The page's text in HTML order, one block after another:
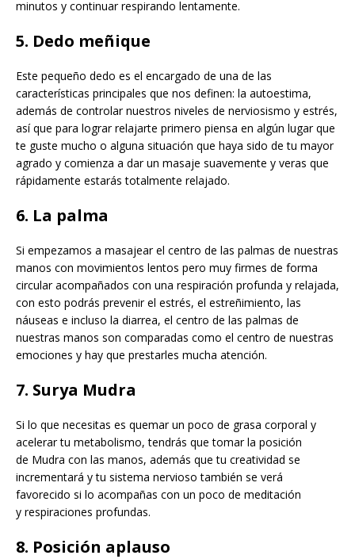
minutos y continuar respirando lentamente.
5. Dedo meñique
Este pequeño dedo es el encargado de una de las
características principales que nos definen: la autoestima,
además de controlar nuestros niveles de nerviosismo y estrés,
así que para lograr relajarte primero piensa en algún lugar que
te guste mucho o alguna situación que haya sido de tu mayor
agrado y comienza a dar un masaje suavemente y veras que
rápidamente estarás totalmente relajado.
6. La palma
Si empezamos a masajear el centro de las palmas de nuestras
manos con movimientos lentos pero muy firmes de forma
circular acompañados con una respiración profunda y relajada,
con esto podrás prevenir el estrés, el estreñimiento, las
náuseas e incluso la diarrea, el centro de las palmas de
nuestras manos son comparadas como el centro de nuestras
emociones y hay que prestarles mucha atención.
7. Surya Mudra
Si lo que necesitas es quemar un poco de grasa corporal y
acelerar tu metabolismo, tendrás que tomar la posición
de Mudra con las manos, además que tu creatividad se
incrementará y tu sistema nervioso también se verá
favorecido si lo acompañas con un poco de meditación
y respiraciones profundas.
8. Posición aplauso